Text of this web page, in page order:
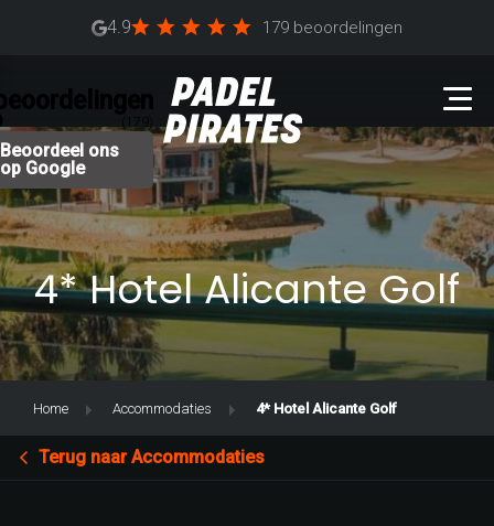
Beoordeel ons
op Google
4.9 179 beoordelingen
4* Hotel Alicante Golf
Home Accommodaties 4* Hotel Alicante Golf
Terug naar Accommodaties